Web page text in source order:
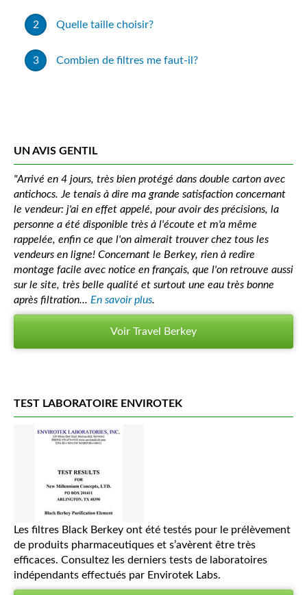
Quelle taille choisir?
Combien de filtres me faut-il?
UN AVIS GENTIL
"Arrivé en 4 jours, très bien protégé dans double carton avec
antichocs. Je tenais à dire ma grande satisfaction concernant
le vendeur: j'ai en effet appelé, pour avoir des précisions, la
personne a été disponible très à l'écoute et m'a même
rappelée, enfin ce que l'on aimerait trouver chez tous les
vendeurs en ligne! Concernant le Berkey, rien à redire
montage facile avec notice en français, que l'on retrouve aussi
sur le site, très belle qualité et surtout une eau très bonne
après filtration... En savoir plus.
Voir Travel Berkey
TEST LABORATOIRE ENVIROTEK
Les filtres Black Berkey ont été testés pour le prélèvement
de produits pharmaceutiques et s’avèrent être très
efficaces. Consultez les derniers tests de laboratoires
indépendants effectués par Envirotek Labs.